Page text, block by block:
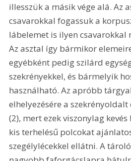
illesszük a másik vége alá. Az
csavarokkal fogassuk a
lábelemet is ilyen csavarokkal
Az asztal így bármikor
egyébként pedig szilárd
szekrényekkel, és bármelyik
használható. Az apróbb
elhelyezésére a
(2), mert ezek viszonylag
kis terhelésű polcokat
szegélylécekkel ellátni. A